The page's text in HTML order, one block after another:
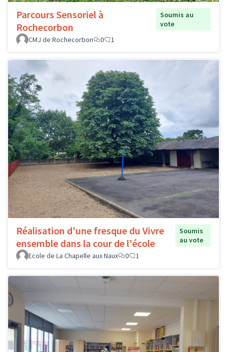
Parcours Sensoriel à
Rochecorbon
Soumis au
vote
CMJ de Rochecorbon
0 1
Réalisation d'une fresque du Vivre
ensemble dans la cour de l'école
Soumis
au vote
Ecole de La Chapelle aux Naux
0 1